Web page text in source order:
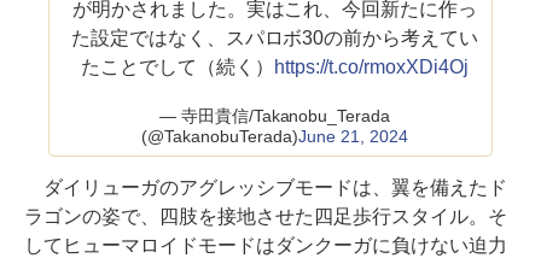
が明かされました。実はこれ、今回新たに作っ
た設定ではなく、スパロボ30の前から考えてい
たことでして（続く）
https://t.co/rmoxXDi4Oj
— 寺田貴信/Takanobu_Terada
(@TakanobuTerada)June 21, 2024
ダイリューガのアグレッシブモードは、翼を備えたド
ラゴンの姿で、四肢を接地させた四足歩行スタイル。そ
してヒューマロイドモードはダンクーガに負けない迫力